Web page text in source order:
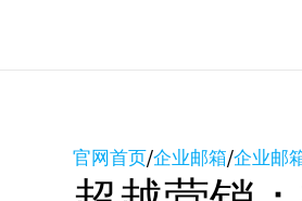
官网首页/企业邮箱/企业邮